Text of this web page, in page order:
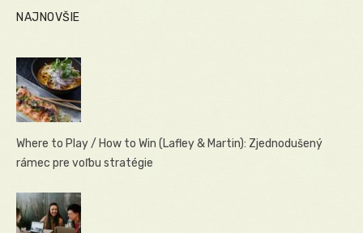
NAJNOVŠIE
Where to Play / How to Win (Lafley & Martin): Zjednodušený
rámec pre voľbu stratégie